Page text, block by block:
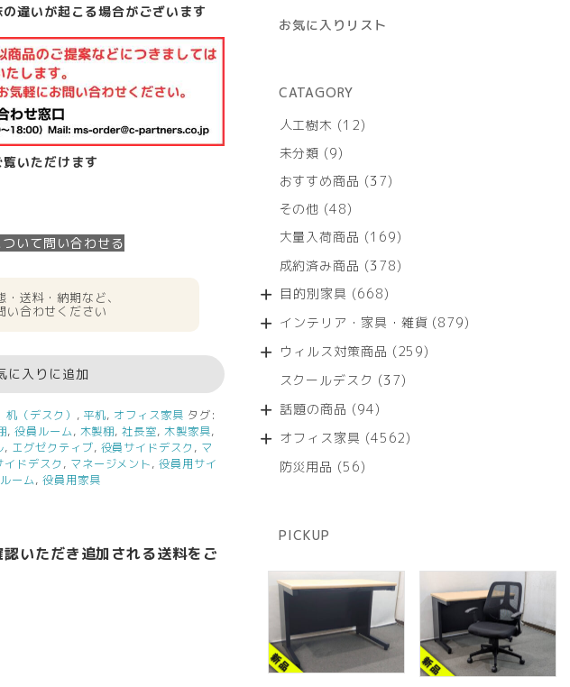
違いが起こる場合がございます
いただけます
いて問い合わせる
送料・納期など、
い合わせください
に入りに追加
机（デスク） , 平机, オフィス家具 タグ:
, 役員ルーム, 木製棚,社長室,木製家具,
, エグゼクティブ, 役員サイドデスク , マ
イドデスク , マネージメント,役員用サイ
ーム, 役員用家具
いただき追加される送料をご
お気に入りリスト
CATAGORY
人工樹木
1212
商
未分類 99
の
商
おすすめ商品 3737
商
その他 4848
の
商
大量入荷商品 169169
の
成約済み商品 378378
商
目的別家具 668668
の
商
インテリア・家具・雑貨 879879
ウィルス対策商品 259259
スクールデスク 3737
商
話題の商品 9494
の
オフィス家具 45624562
防災用品 5656
PICKUP